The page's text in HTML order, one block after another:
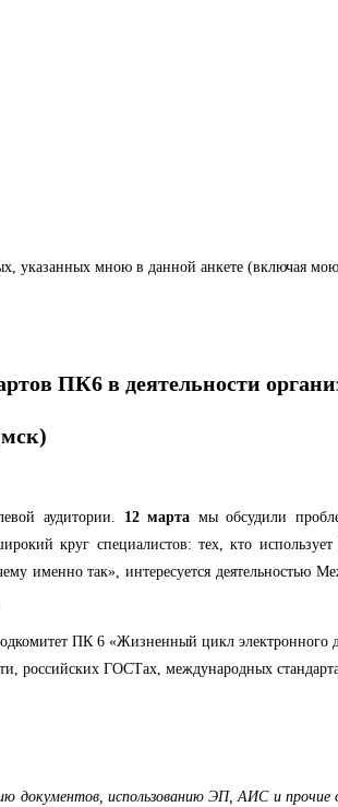
указанных мною в данной анкете (включая
ПК6 в деятельности
аудитории. 12 марта мы обсудили
круг специалистов: тех, кто
именно так», интересуется
ПК 6 «Жизненный цикл электронного
российских ГОСТах, международных
использованию ЭП, АИС и прочие